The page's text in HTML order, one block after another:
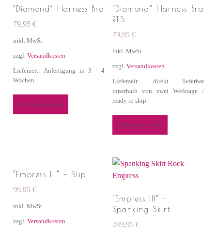
“Diamond” Harness Bra
79,95 €
inkl. MwSt.
zzgl. Versandkosten
Lieferzeit: Anfertigung in 3 - 4
Wochen
Ausführung wählen
“Diamond” Harness Bra
RTS
79,95 €
inkl. MwSt.
zzgl. Versandkosten
Lieferzeit: direkt lieferbar
innerhalb von zwei Werktage /
ready to ship
Ausführung wählen
“Empress III” – Slip
99,95 €
inkl. MwSt.
zzgl. Versandkosten
“Empress III” –
Spanking Skirt
249,95 €